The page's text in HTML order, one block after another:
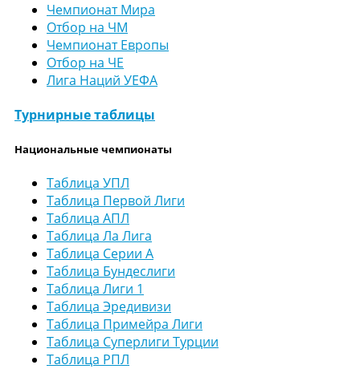
Чемпионат Мира
Отбор на ЧМ
Чемпионат Европы
Отбор на ЧЕ
Лига Наций УЕФА
Турнирные таблицы
Национальные чемпионаты
Таблица УПЛ
Таблица Первой Лиги
Таблица АПЛ
Таблица Ла Лига
Таблица Серии А
Таблица Бундеслиги
Таблица Лиги 1
Таблица Эредивизи
Таблица Примейра Лиги
Таблица Суперлиги Турции
Таблица РПЛ